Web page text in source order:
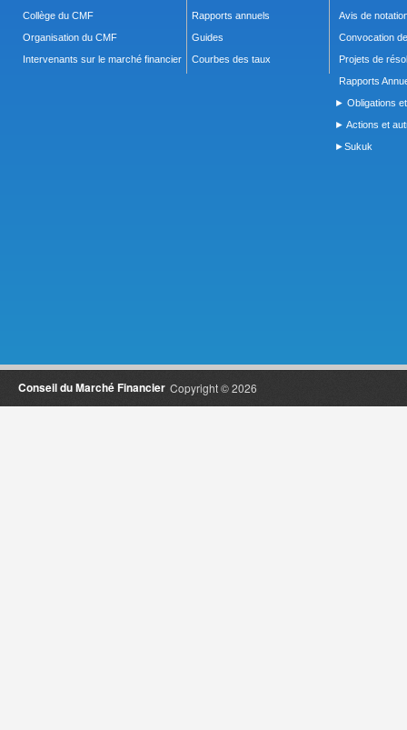
Collège du CMF
Organisation du CMF
Intervenants sur le marché financier
Rapports annuels
Guides
Courbes des taux
Avis de
Convocation
Projets de
Rapports
► Obligations
► Actions et
►Sukuk
Copyright © 2026
Conseil du Marché Financier